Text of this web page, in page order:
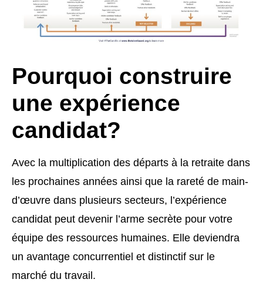
Pourquoi construire
une expérience
candidat?
Avec la multiplication des départs à la retraite dans
les prochaines années ainsi que la rareté de main-
d’œuvre dans plusieurs secteurs, l’expérience
candidat peut devenir l’arme secrète pour votre
équipe des ressources humaines. Elle deviendra
un avantage concurrentiel et distinctif sur le
marché du travail.